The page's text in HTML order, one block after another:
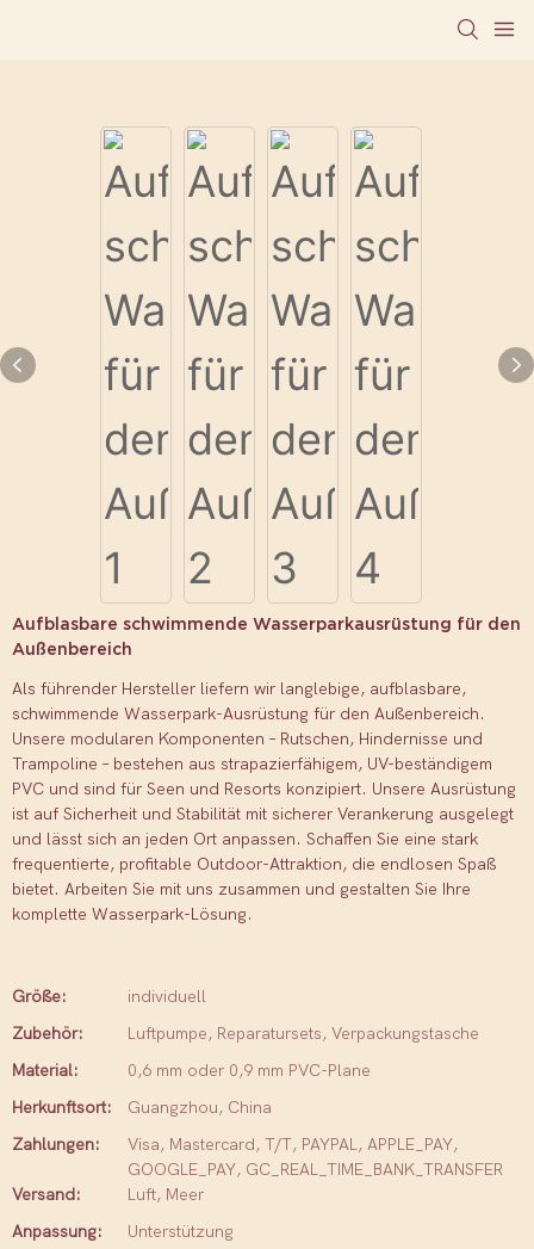
Aufblasbare schwimmende Wasserparkausrüstung für den
Außenbereich
Als führender Hersteller liefern wir langlebige, aufblasbare,
schwimmende Wasserpark-Ausrüstung für den Außenbereich.
Unsere modularen Komponenten – Rutschen, Hindernisse und
Trampoline – bestehen aus strapazierfähigem, UV-beständigem
PVC und sind für Seen und Resorts konzipiert. Unsere Ausrüstung
ist auf Sicherheit und Stabilität mit sicherer Verankerung ausgelegt
und lässt sich an jeden Ort anpassen. Schaffen Sie eine stark
frequentierte, profitable Outdoor-Attraktion, die endlosen Spaß
bietet. Arbeiten Sie mit uns zusammen und gestalten Sie Ihre
komplette Wasserpark-Lösung.
Größe:
individuell
Zubehör:
Luftpumpe, Reparatursets, Verpackungstasche
Material:
0,6 mm oder 0,9 mm PVC-Plane
Herkunftsort:
Guangzhou, China
Zahlungen:
Visa, Mastercard, T/T, PAYPAL, APPLE_PAY,
GOOGLE_PAY, GC_REAL_TIME_BANK_TRANSFER
Versand:
Luft, Meer
Anpassung:
Unterstützung